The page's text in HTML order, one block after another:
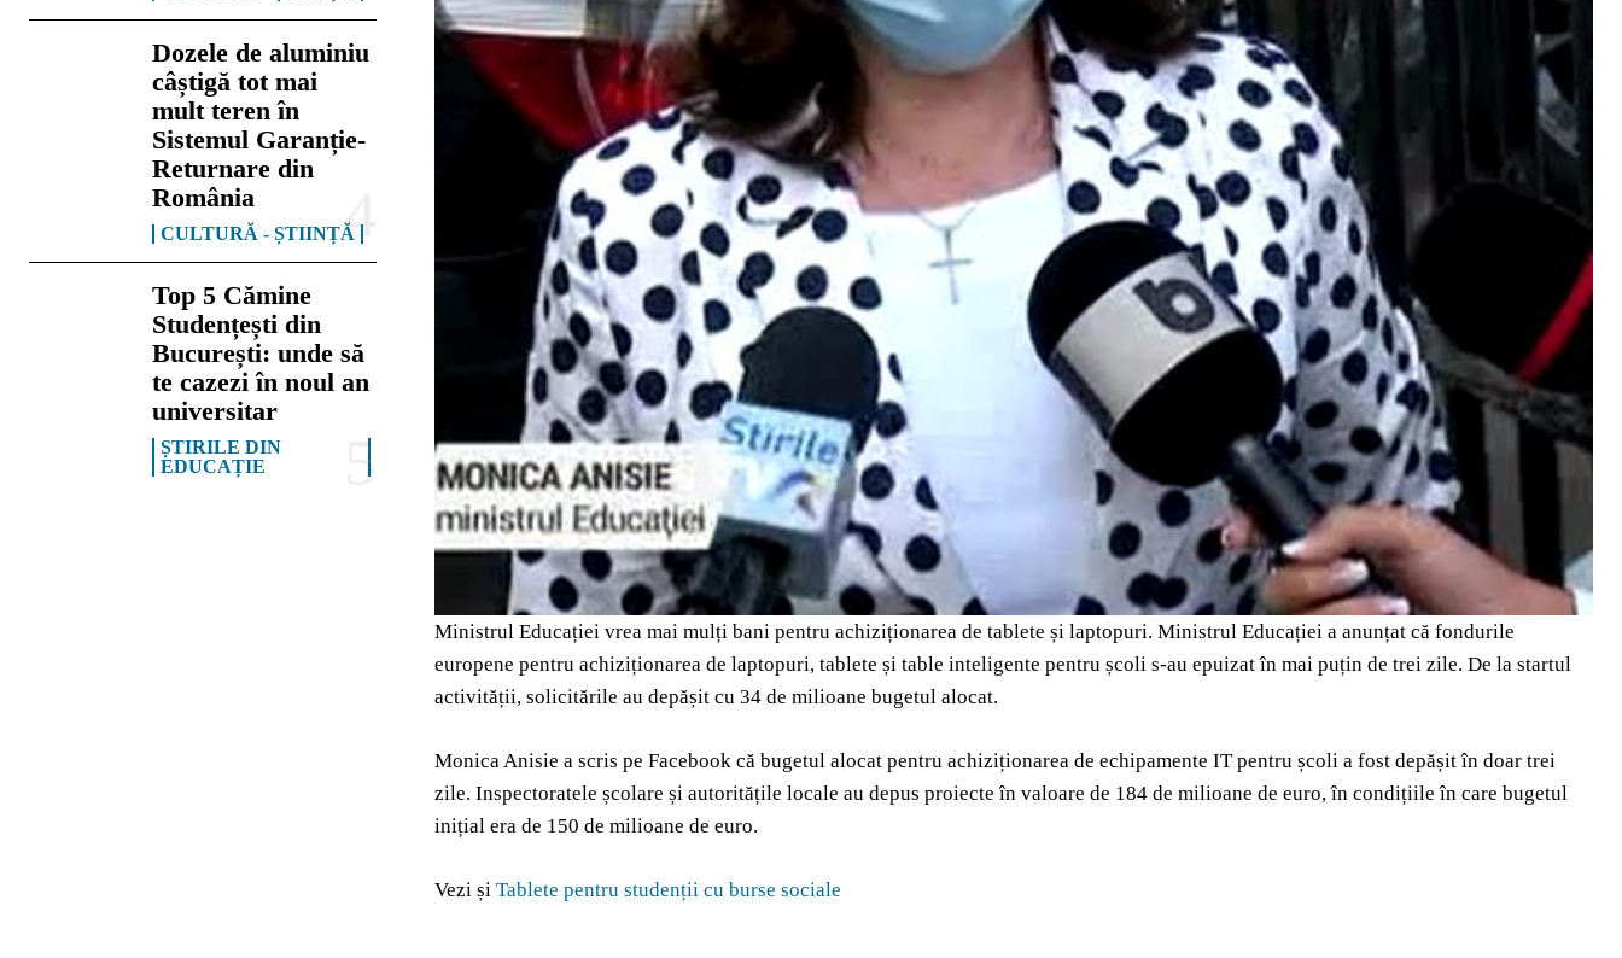
Dozele de aluminiu
câștigă tot mai
mult teren în
Sistemul Garanție-
Returnare din
România
CULTURĂ - ȘTIINȚĂ
Top 5 Cămine
Studențești din
București: unde să
te cazezi în noul an
universitar
ȘTIRILE DIN
EDUCAȚIE
Ministrul Educației vrea mai mulți bani pentru achiziționarea de tablete și laptopuri. Ministrul Educației a anunțat că fondurile
europene pentru achiziționarea de laptopuri, tablete și table inteligente pentru școli s-au epuizat în mai puțin de trei zile. De la startul
activității, solicitările au depășit cu 34 de milioane bugetul alocat.
Monica Anisie a scris pe Facebook că bugetul alocat pentru achiziționarea de echipamente IT pentru școli a fost depășit în doar trei
zile. Inspectoratele școlare și autoritățile locale au depus proiecte în valoare de 184 de milioane de euro, în condițiile în care bugetul
inițial era de 150 de milioane de euro.
Vezi și Tablete pentru studenții cu burse sociale